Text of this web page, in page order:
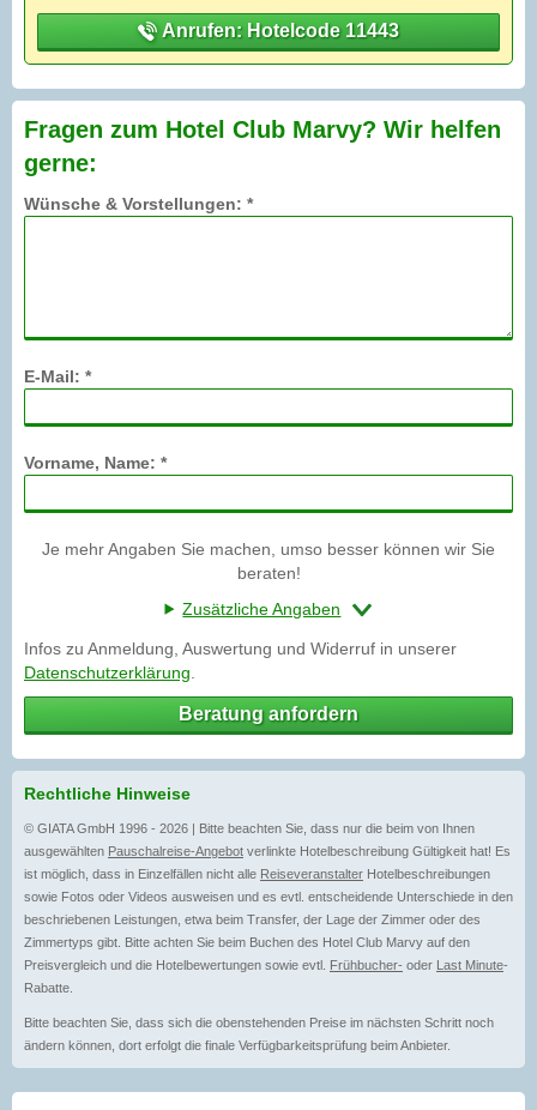
Anrufen: Hotelcode 11443
Fragen zum Hotel Club Marvy? Wir helfen
gerne:
Wünsche & Vorstellungen: *
E-Mail: *
Vorname, Name: *
Je mehr Angaben Sie machen, umso besser können wir Sie
beraten!
Zusätzliche Angaben
Infos zu Anmeldung, Auswertung und Widerruf in unserer
Datenschutzerklärung
Beratung anfordern
Rechtliche Hinweise
© GIATA GmbH 1996 - 2026 | Bitte beachten Sie, dass nur die beim von Ihnen
ausgewählten Pauschalreise-Angebot verlinkte Hotelbeschreibung Gültigkeit hat! Es
ist möglich, dass in Einzelfällen nicht alle Reiseveranstalter Hotelbeschreibungen
sowie Fotos oder Videos ausweisen und es evtl. entscheidende Unterschiede in den
beschriebenen Leistungen, etwa beim Transfer, der Lage der Zimmer oder des
Zimmertyps gibt. Bitte achten Sie beim Buchen des Hotel Club Marvy auf den
Preisvergleich und die Hotelbewertungen sowie evtl. Frühbucher- oder Last Minute-
Rabatte.
Bitte beachten Sie, dass sich die obenstehenden Preise im nächsten Schritt noch
ändern können, dort erfolgt die finale Verfügbarkeitsprüfung beim Anbieter.